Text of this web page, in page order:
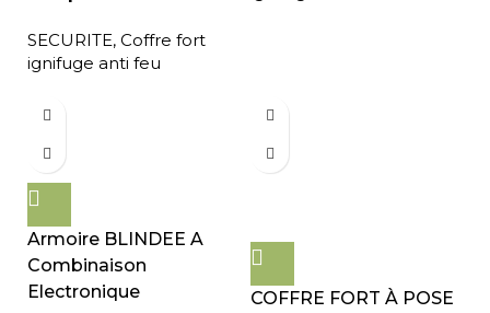
SECURITE, Coffre fort
ignifuge anti feu
Armoire BLINDEE A
Combinaison
Electronique
COFFRE FORT À POSE